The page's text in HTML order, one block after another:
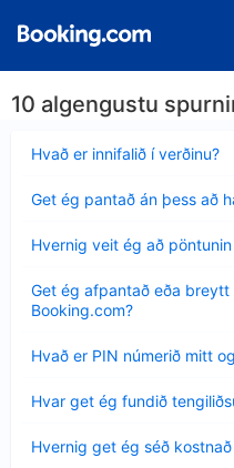
10 algengustu
Hvað er innifalið í verðinu?
sýnt
Get ég pantað án þess að
sýnt
Hvernig veit ég að
sýnt
Get ég afpantað eða breytt
Booking.com?
sýnt
Hvað er PIN númerið mitt
sýnt
Hvar get ég fundið
sýnt
Hvernig get ég séð
sýnt